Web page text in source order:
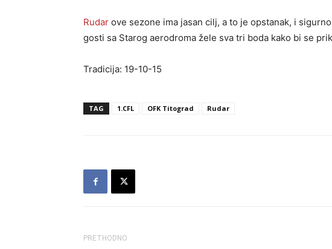
Rudar ove sezone ima jasan cilj, a to je opstanak, i
gosti sa Starog aerodroma žele sva tri boda kako bi se
Tradicija: 19-10-15
TAG 1.CFL OFK Titograd Rudar
PRETHODNO